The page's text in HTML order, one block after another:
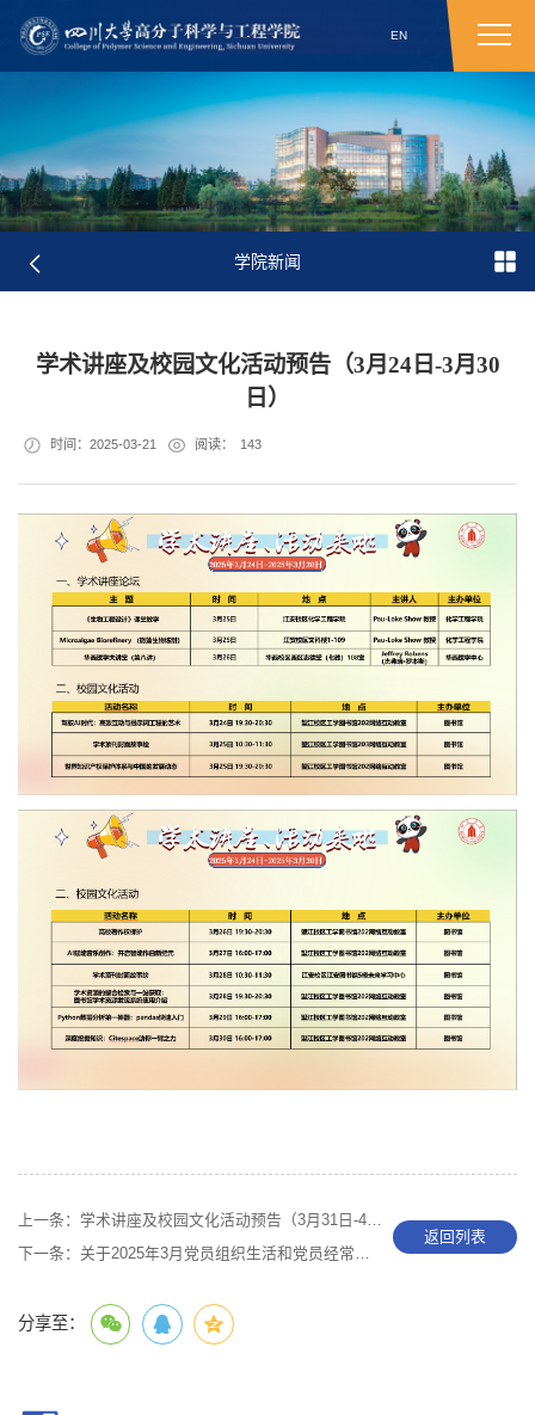
EN
学院新闻
学术讲座及校园文化活动预告（3月24日-3月30
日）
时间：2025-03-21 阅读： 143
上一条： 学术讲座及校园文化活动预告（3月31日-4月6日）
下一条： 关于2025年3月党员组织生活和党员经常性教育学习内容安排的通知
返回列表
分享至：